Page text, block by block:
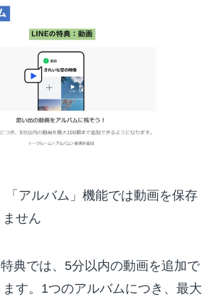
「アルバム」機能では動画を保存
せん
典では、5分以内の動画を追加で
す。1つのアルバムにつき、最大